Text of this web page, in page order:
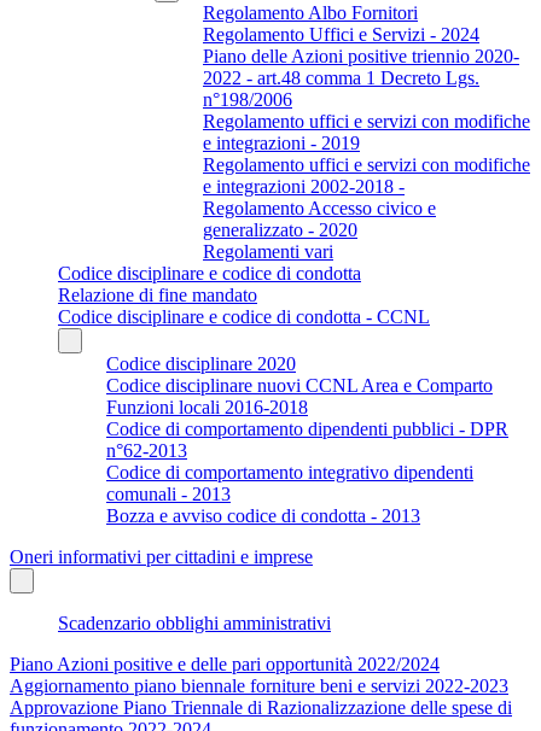
Regolamento Albo Fornitori
Regolamento Uffici e Servizi - 2024
Piano delle Azioni positive triennio 2020-
2022 - art.48 comma 1 Decreto Lgs.
n°198/2006
Regolamento uffici e servizi con modifiche
e integrazioni - 2019
Regolamento uffici e servizi con modifiche
e integrazioni 2002-2018 -
Regolamento Accesso civico e
generalizzato - 2020
Regolamenti vari
Codice disciplinare e codice di condotta
Relazione di fine mandato
Codice disciplinare e codice di condotta - CCNL
Codice disciplinare 2020
Codice disciplinare nuovi CCNL Area e Comparto
Funzioni locali 2016-2018
Codice di comportamento dipendenti pubblici - DPR
n°62-2013
Codice di comportamento integrativo dipendenti
comunali - 2013
Bozza e avviso codice di condotta - 2013
Oneri informativi per cittadini e imprese
Scadenzario obblighi amministrativi
Piano Azioni positive e delle pari opportunità 2022/2024
Aggiornamento piano biennale forniture beni e servizi 2022-2023
Approvazione Piano Triennale di Razionalizzazione delle spese di